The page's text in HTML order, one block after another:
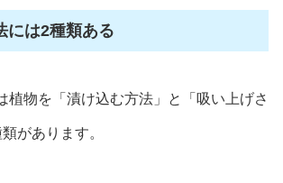
には2種類ある
植物を「漬け込む方法」と「吸い上げさ
があります。